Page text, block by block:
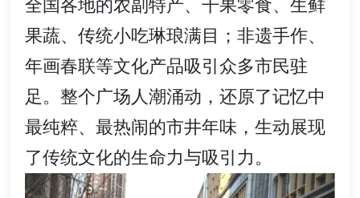
全国各地的农副特产、干果零食、生鲜
果蔬、传统小吃琳琅满目；非遗手作、
年画春联等文化产品吸引众多市民驻
足。整个广场人潮涌动，还原了记忆中
最纯粹、最热闹的市井年味，生动展现
了传统文化的生命力与吸引力。